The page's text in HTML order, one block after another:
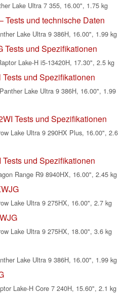
Lake Ultra 7 355, 16.00", 1.75 kg
Tests und technische Daten
Lake Ultra 9 386H, 16.00", 1.99 kg
Tests und Spezifikationen
Lake-H i5-13420H, 17.30", 2.5 kg
und Spezifikationen
Lake Ultra 9 386H, 16.00", 1.99
Tests und Spezifikationen
Lake Ultra 9 290HX Plus, 16.00", 2.6
und Spezifikationen
Range R9 8940HX, 16.00", 2.45 kg
Lake Ultra 9 275HX, 16.00", 2.7 kg
Lake Ultra 9 275HX, 18.00", 3.6 kg
Lake Ultra 9 386H, 16.00", 1.99 kg
Lake-H Core 7 240H, 15.60", 2.1 kg